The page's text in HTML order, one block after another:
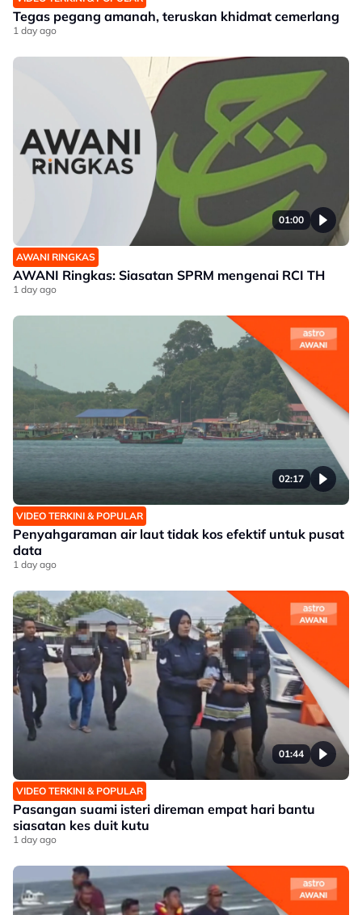
Tegas pegang amanah, teruskan khidmat cemerlang
1 day ago
01:00
AWANI RINGKAS
AWANI Ringkas: Siasatan SPRM mengenai RCI TH
1 day ago
02:17
VIDEO TERKINI & POPULAR
Penyahgaraman air laut tidak kos efektif untuk pusat
data
1 day ago
01:44
VIDEO TERKINI & POPULAR
Pasangan suami isteri direman empat hari bantu
siasatan kes duit kutu
1 day ago